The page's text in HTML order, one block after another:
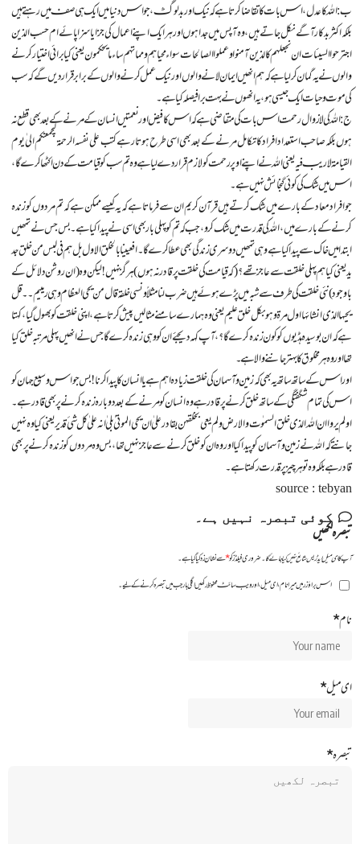
ب: الله کا عدل، اس بات کا تقاضا کرتا ہے کہ نیک اور بد لوگ، جو اس دنیا میں ایک ہی صف میں رہتے ہیں
بلکہ اکثر بدکار آگے نکل جاتے ہیں، وہ آپس میں جدا ہوں اور ہر ایک اپنے اعمال کی جزا یا سزا پائے ام حسب الذین
اجترحوا السیئات ان نجعلهم کالذین آمنوا وعملوا الصالحات سواء محیا هم ومماتهم ساء ما یحکمون یعنی کیا برائی اختیار کرنے
والوں نے یہ گمان کرلیا ہے کہ ہم انھیں ایمان لانے والوں اورنیک عمل کرنے والوں کے برابر قرار دیں گے کہ سب
کی موت و حیات ایک جیسی ہو، یہ انھوں نے بہت برا فیصلہ کیا ہے۔
ج: الله کی لا زوال رحمت اس بات کی متقاضی ہے کہ اس کا فیض اور نعمتیں انسان کے مرنے کے بعد بھی قطع نہ
ہوں بلکہ صاحب استعداد افراد کا تکامل مر نے کے بعد بھی اسی طرح ہوتا رہے کتب علی نفسه الرحمة لیجمعنکم الی ٰ یوم
القیامة لاریب فیه یعنی الله نے اپنے اوپر رحمت کولازم قرار دے لیا ہے وہ تم سب کو قیامت کے دن اکٹھا کرے گا،
اس میں شک کی کوئی گنجائش نہیں ہے۔
جو افراد معاد کے بارے میں شک کرتے ہیں قرآن کریم ان سے فرماتا ہے کہ یہ کیسے ممکن ہے کہ تم مردوں کو زندہ
کرنے کے بارے میں، الله کی قدرت میں شک کر و، جب کہ تم کو پہلی بار بھی اسی نے پیدا کیا ہے۔ بس جس نے تمھیں
ابتدا میں خاک سے پیدا کیا ہے وہی تمھیں دوسری زندگی بھی عطا کرے گا۔ افعیینا بالخلق الاول بل هم فی لبس من خلق جد
ید یعنی کیاہم پہلی خلقت سے عاجز تھے؟( کہ قیامت کی خلقت پر قادر نہ ہوں) ہر گز نہیں! لیکن وہ (ان روشن دلائل کے
باوجود ) نئی خلقت کی طرف سے شبہ میں پڑے ہوئے ہیں ضرب لنا مثلاً ونسی خلقه قال من یحی العظام وهی رمییم ۔۔ قل
یحیها الذی انشائهااول مرة وهو بکل خلق علیم یعنی وہ ہمارے سامنے مثالیں پیش کرتا ہے، اپنی خلقت کو بھول گیا، کہتا
ہے کہ ان بوسیدہ ہڈیوں کو کون زندہ کرے گا؟، آپ کہہ دیجئے ان کو وہی زندہ کرے گا جس نے انھیں پہلی مرتبہ خلق کیا
تھا اور وہ ہر مخلوق کا بہتر جاننے والا ہے ۔
اور اس کے ساتھ ساتھ یہ بھی کہ زمین و آسمان کی خلقت زیادہ اہم ہے یا انسان کا پیدا کرنا! بس جو اس وسیع جہان کو
اس کی تمام شگفتگی کے ساتھ خلق کرنے پر قادر ہے وہ انسان کو مرنے کے بعد دوبارہ زندہ کرنے پر بھی قادر ہے۔
او لم یروا ان الله الذی خلق السمو ٰ ت والارض و لم یعی بخلقهن بقادر علی ٰ ان یحی الموتی ٰ بلی ٰ انه علی ٰ کل شی ٴ قدیر یعنی کیا وہ نہیں
جانتے کہ الله نے زمین وآسمان کو پیدا کیا اور وہ ان کو خلق کرنے سے عاجز نہیں تھا، بس وہ مردوں کو زندہ کرنے پر بھی
قادر ہے بلکہ وہ تو ہر چیز پر قدرت رکھتا ہے۔
source : tebyan
کوئی تبصرہ نہیں ہے۔
تبصرہ لکھیں
آپ کا ای میل ایڈریس شائع نہیں کیا جائے گا۔ضروری فیلڈز کو*سے نشان زد کیا گیا ہے۔
اس براؤزر میں میرا نام، ای میل، اور ویب سائٹ محفوظ رکھیں اگلی بار جب میں تبصرہ کرنے کےلیے۔
نام*
ای میل*
تبصرہ*